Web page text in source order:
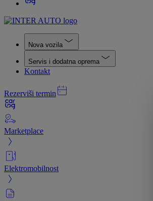
Nova vozila
Servis i dodatna oprema
Kontakt
Rezerviši termin
Marketplace
Elektromobilnost